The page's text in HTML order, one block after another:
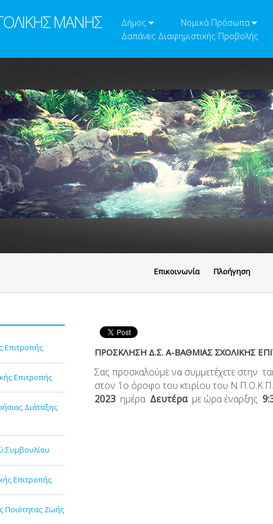
ΜΑΝΗΣ Δήμος Νομικά Πρόσωπα
Δαπάνες Διαφημιστικής Προβολής
Eπικοινωνία Πλοήγηση
Επιτροπής
Επιτροπής
Διάταξης
Συμβουλίου
Επιτροπής
Ποιότητας Ζωής
ΠΡΟΣΚΛΗΣΗ Δ.Σ. A-ΒΑΘΜΙΑΣ ΣΧΟΛΙΚΗΣ
Σας προσκαλούμε να συμμετέχετε στην
στον 1 ο όροφο του κτιρίου του
2023 ημέρα Δευτέρα με ώρα έναρξης